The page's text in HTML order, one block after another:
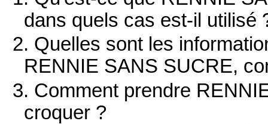
dans quels cas est-il utilisé
2. Quelles sont les
RENNIE SANS SUCRE,
3. Comment prendre
croquer ?